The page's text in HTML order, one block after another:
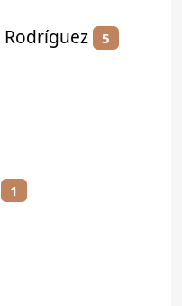
Rodríguez 5
1